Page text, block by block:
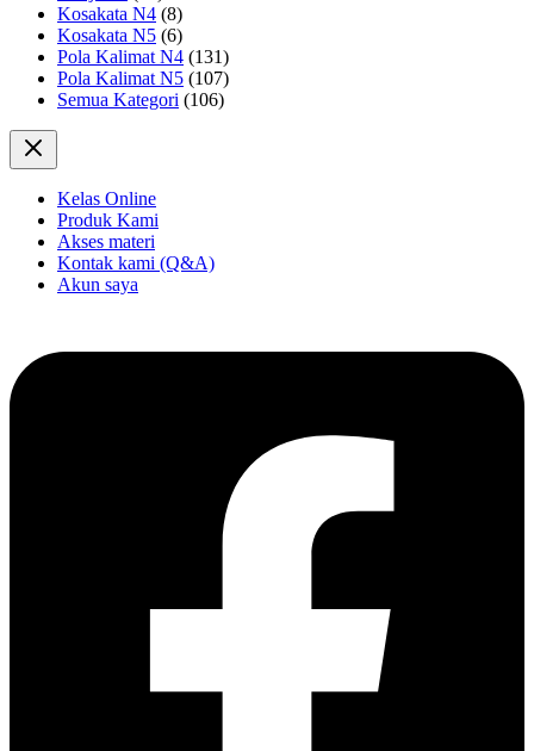
Kosakata N4 (8)
Kosakata N5 (6)
Pola Kalimat N4 (131)
Pola Kalimat N5 (107)
Semua Kategori (106)
Kelas Online
Produk Kami
Akses materi
Kontak kami (Q&A)
Akun saya